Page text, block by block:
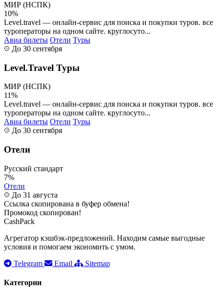
МИР (НСПК)
10%
Level.travel — онлайн-сервис для поиска и покупки туров. все
туроператоры на одном сайте. круглосуто...
Авиа билеты Отели Туры
До 30 сентября
Level.Travel Туры
МИР (НСПК)
11%
Level.travel — онлайн-сервис для поиска и покупки туров. все
туроператоры на одном сайте. круглосуто...
Авиа билеты Отели Туры
До 30 сентября
Отели
Русский стандарт
7%
Отели
До 31 августа
Ссылка скопирована в буфер обмена!
Промокод скопирован!
CashPack
Агрегатор кэшбэк-предложений. Находим самые выгодные
условия и помогаем экономить с умом.
Telegram
Email Sitemap
Категории